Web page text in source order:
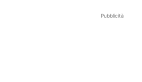
Pubblicità